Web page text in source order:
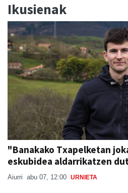
Ikusienak
"Banakako Txapelketan
eskubidea aldarrikatzen
Aiurri abu 07, 12:00 URNIETA